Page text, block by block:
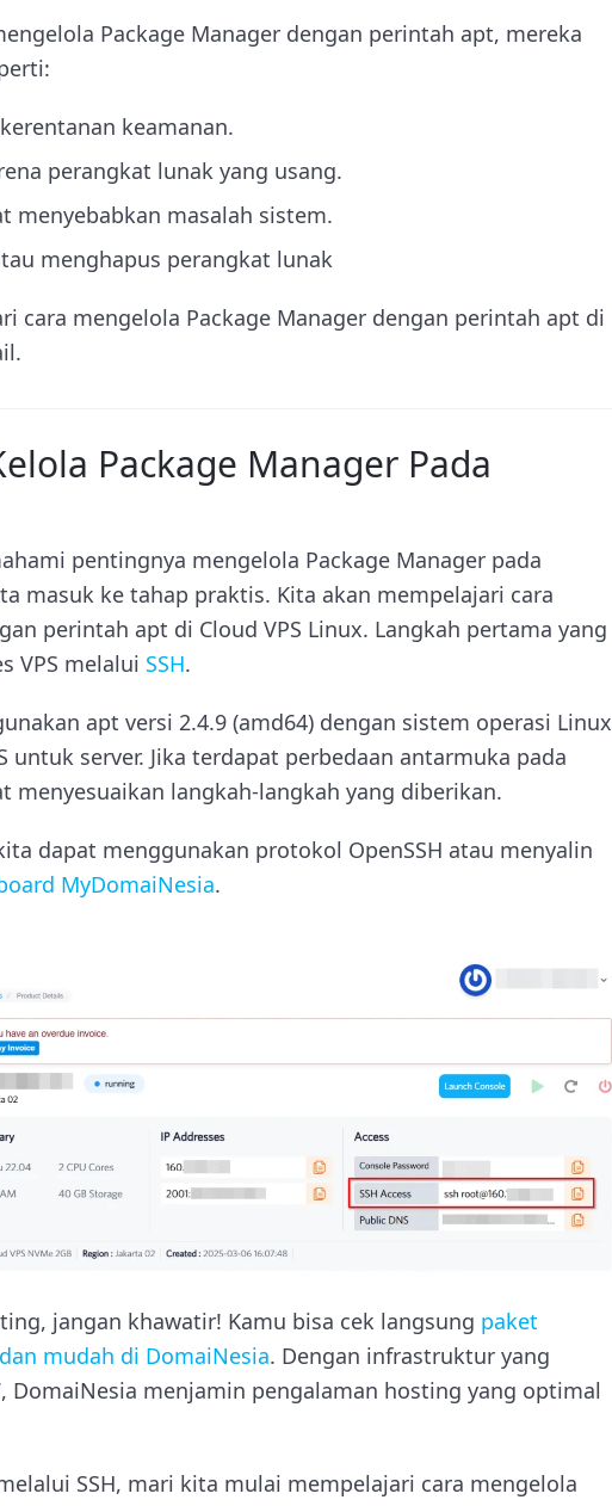
Package Manager dengan perintah apt, mereka
keamanan.
perangkat lunak yang usang.
menyebabkan masalah sistem.
menghapus perangkat lunak
cara mengelola Package Manager dengan perintah apt di
Package Manager Pada
pentingnya mengelola Package Manager pada
masuk ke tahap praktis. Kita akan mempelajari cara
perintah apt di Cloud VPS Linux. Langkah pertama yang
VPS melalui SSH.
apt versi 2.4.9 (amd64) dengan sistem operasi Linux
untuk server. Jika terdapat perbedaan antarmuka pada
menyesuaikan langkah-langkah yang diberikan.
dapat menggunakan protokol OpenSSH atau menyalin
MyDomaiNesia.
jangan khawatir! Kamu bisa cek langsung paket
mudah di DomaiNesia. Dengan infrastruktur yang
DomaiNesia menjamin pengalaman hosting yang optimal
SSH, mari kita mulai mempelajari cara mengelola